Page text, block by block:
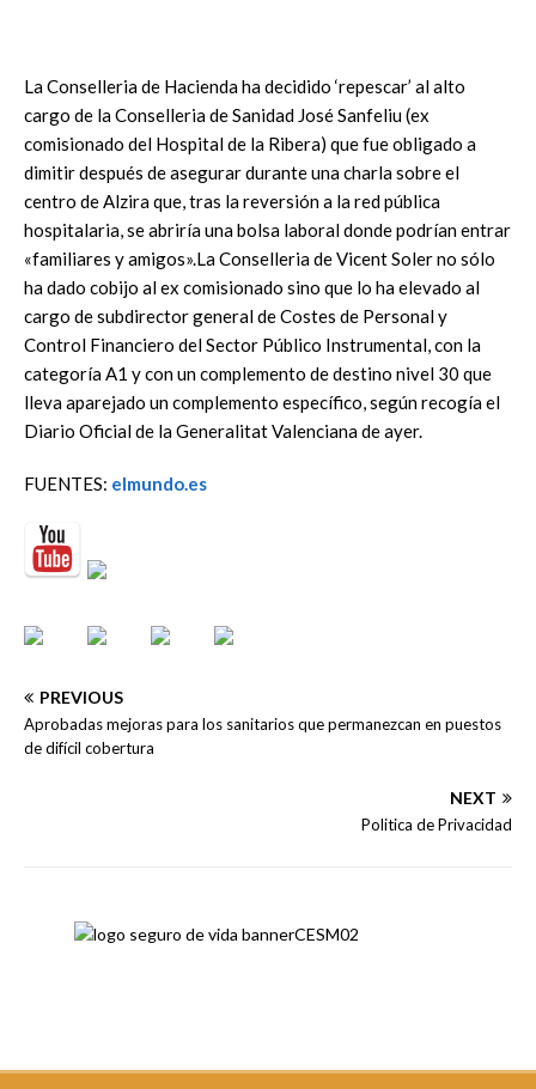
La Conselleria de Hacienda ha decidido ‘repescar’ al alto
cargo de la Conselleria de Sanidad José Sanfeliu (ex
comisionado del Hospital de la Ribera) que fue obligado a
dimitir después de asegurar durante una charla sobre el
centro de Alzira que, tras la reversión a la red pública
hospitalaria, se abriría una bolsa laboral donde podrían entrar
«familiares y amigos».La Conselleria de Vicent Soler no sólo
ha dado cobijo al ex comisionado sino que lo ha elevado al
cargo de subdirector general de Costes de Personal y
Control Financiero del Sector Público Instrumental, con la
categoría A1 y con un complemento de destino nivel 30 que
lleva aparejado un complemento específico, según recogía el
Diario Oficial de la Generalitat Valenciana de ayer.
FUENTES: elmundo.es
PREVIOUS
Aprobadas mejoras para los sanitarios que permanezcan en puestos
de difícil cobertura
NEXT
Politica de Privacidad